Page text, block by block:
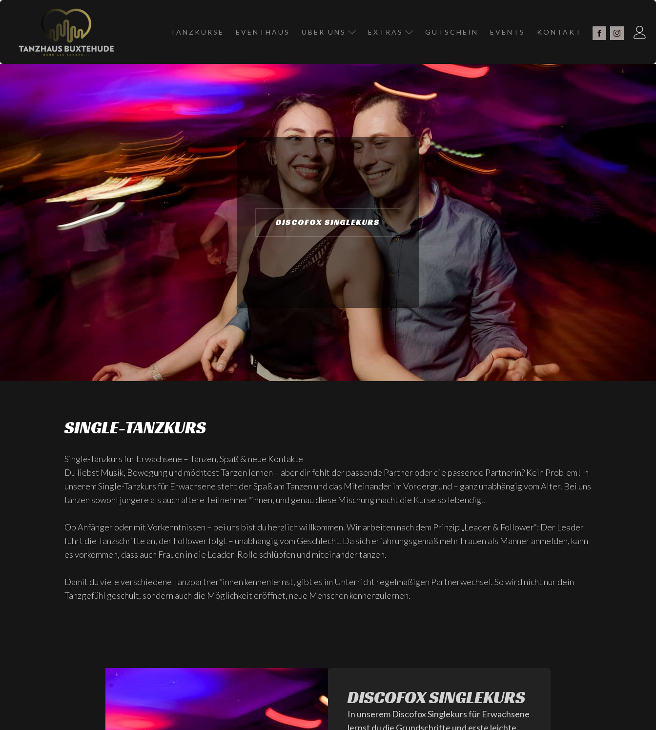
TANZKURSE EVENTHAUS ÜBER UNS EXTRAS
TANZPARTNERVERMITTLUNG
COMMUNITY APP
GUTSCHEIN EVENTS KONTAKT
DISCOFOX SINGLEKURS
SINGLE-TANZKURS
Single-Tanzkurs für Erwachsene – Tanzen, Spaß & neue Kontakte
Du liebst Musik, Bewegung und möchtest Tanzen lernen – aber dir fehlt der passende Partner oder die passende Partnerin? Kein Problem! In
unserem Single-Tanzkurs für Erwachsene steht der Spaß am Tanzen und das Miteinander im Vordergrund – ganz unabhängig vom Alter. Bei uns
tanzen sowohl jüngere als auch ältere Teilnehmer*innen, und genau diese Mischung macht die Kurse so lebendig..
Ob Anfänger oder mit Vorkenntnissen – bei uns bist du herzlich willkommen. Wir arbeiten nach dem Prinzip „Leader & Follower“: Der Leader
führt die Tanzschritte an, der Follower folgt – unabhängig vom Geschlecht. Da sich erfahrungsgemäß mehr Frauen als Männer anmelden, kann
es vorkommen, dass auch Frauen in die Leader-Rolle schlüpfen und miteinander tanzen.
Damit du viele verschiedene Tanzpartner*innen kennenlernst, gibt es im Unterricht regelmäßigen Partnerwechsel. So wird nicht nur dein
Tanzgefühl geschult, sondern auch die Möglichkeit eröffnet, neue Menschen kennenzulernen.
DISCOFOX SINGLEKURS
In unserem Discofox Singlekurs für Erwachsene
lernst du die Grundschritte und erste leichte